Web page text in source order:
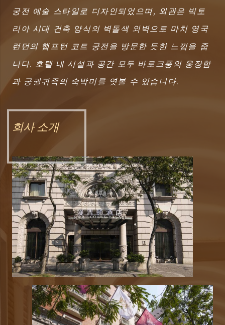
궁전 예술 스타일로 디자인되었으며, 외관은 빅토
리아 시대 건축 양식의 벽돌색 외벽으로 마치 영국
런던의 햄프턴 코트 궁전을 방문한 듯한 느낌을 줍
니다. 호텔 내 시설과 공간 모두 바로크풍의 웅장함
과 궁궐귀족의 숙박미를 엿볼 수 있습니다.
회사 소개